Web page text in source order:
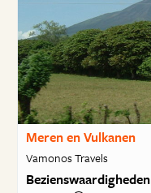
Meren en Vulkanen
Vamonos Travels
Bezienswaardigheden